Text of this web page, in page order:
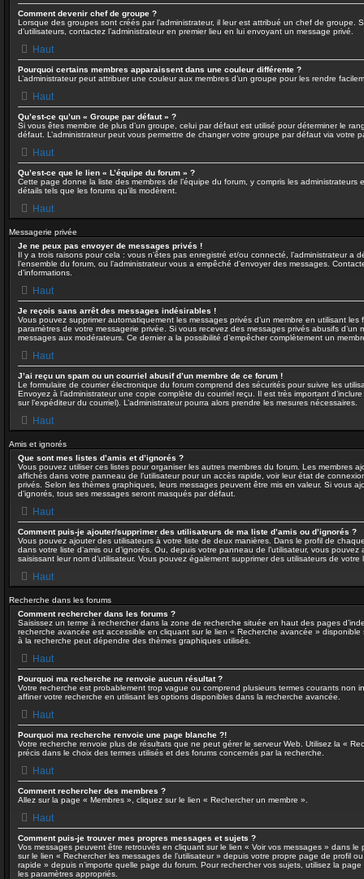
Comment devenir chef de groupe ?
Lorsque des groupes sont créés par l’administrateur, il leur est attribué un chef de groupe.
d’utilisateurs, contactez l’administrateur en premier lieu en lui envoyant un message privé.
Haut
Pourquoi certains membres apparaissent dans une couleur différente ?
L’administrateur peut attribuer une couleur aux membres d’un groupe pour les rendre
Haut
Qu’est-ce qu’un « Groupe par défaut » ?
Si vous êtes membre de plus d’un groupe, celui par défaut est utilisé pour déterminer le
défaut. L’administrateur peut vous permettre de changer votre groupe par défaut via votre
Haut
Qu’est-ce que le lien « L’équipe du forum » ?
Cette page donne la liste des membres de l’équipe du forum, y compris les administrateurs
détails tels que les forums qu’ils modèrent.
Haut
Messagerie privée
Je ne peux pas envoyer de messages privés !
Il y a trois raisons pour cela : vous n’êtes pas enregistré et/ou connecté, l’administrateur a
l’ensemble du forum, ou l’administrateur vous a empêché d’envoyer des messages.
d’informations.
Haut
Je reçois sans arrêt des messages indésirables !
Vous pouvez supprimer automatiquement les messages privés d’un membre en utilisant les
paramètres de votre messagerie privée. Si vous recevez des messages privés abusifs d’un
messages aux modérateurs. Ce dernier a la possibilité d’empêcher complètement un
Haut
J’ai reçu un spam ou un courriel abusif d’un membre de ce forum !
Le formulaire de courrier électronique du forum comprend des sécurités pour suivre les
Envoyez à l’administrateur une copie complète du courriel reçu. Il est très important
sur l’expéditeur du courriel). L’administrateur pourra alors prendre les mesures nécessaires.
Haut
Amis et ignorés
Que sont mes listes d’amis et d’ignorés ?
Vous pouvez utiliser ces listes pour organiser les autres membres du forum. Les membres
affichés dans votre panneau de l’utilisateur pour un accès rapide, voir leur état de
privés. Selon les thèmes graphiques, leurs messages peuvent être mis en valeur. Si vous
d’ignorés, tous ses messages seront masqués par défaut.
Haut
Comment puis-je ajouter/supprimer des utilisateurs de ma liste d’amis ou d’ignorés ?
Vous pouvez ajouter des utilisateurs à votre liste de deux manières. Dans le profil de
dans votre liste d’amis ou d’ignorés. Ou, depuis votre panneau de l’utilisateur, vous
saisissant leur nom d’utilisateur. Vous pouvez également supprimer des utilisateurs de
Haut
Recherche dans les forums
Comment rechercher dans les forums ?
Saisissez un terme à rechercher dans la zone de recherche située en haut des pages
recherche avancée est accessible en cliquant sur le lien « Recherche avancée » disponible
à la recherche peut dépendre des thèmes graphiques utilisés.
Haut
Pourquoi ma recherche ne renvoie aucun résultat ?
Votre recherche est probablement trop vague ou comprend plusieurs termes courants non
affiner votre recherche en utilisant les options disponibles dans la recherche avancée.
Haut
Pourquoi ma recherche renvoie une page blanche ?!
Votre recherche renvoie plus de résultats que ne peut gérer le serveur Web. Utilisez la «
précis dans le choix des termes utilisés et des forums concernés par la recherche.
Haut
Comment rechercher des membres ?
Allez sur la page « Membres », cliquez sur le lien « Rechercher un membre ».
Haut
Comment puis-je trouver mes propres messages et sujets ?
Vos messages peuvent être retrouvés en cliquant sur le lien « Voir vos messages » dans le
sur le lien « Rechercher les messages de l’utilisateur » depuis votre propre page de profil
rapide » depuis n’importe quelle page du forum. Pour rechercher vos sujets, utilisez la
les paramètres appropriés.